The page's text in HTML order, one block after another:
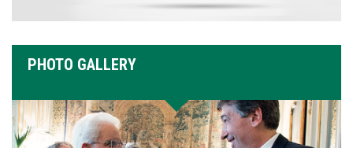
PHOTO GALLERY